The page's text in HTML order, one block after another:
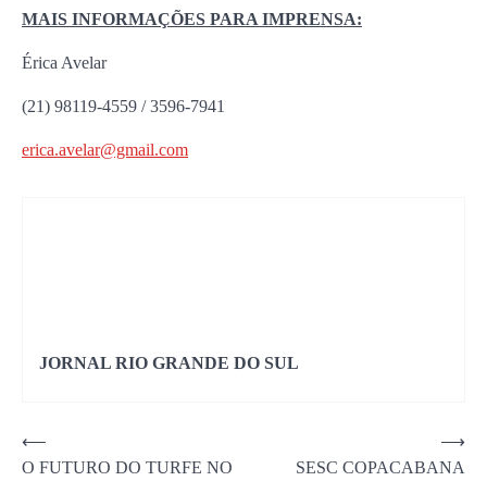
MAIS INFORMAÇÕES PARA IMPRENSA:
Érica Avelar
(21) 98119-4559 / 3596-7941
erica.avelar@gmail.com
JORNAL RIO GRANDE DO SUL
Navegação
⟵
O FUTURO DO TURFE NO
SESC COPACABANA
⟶